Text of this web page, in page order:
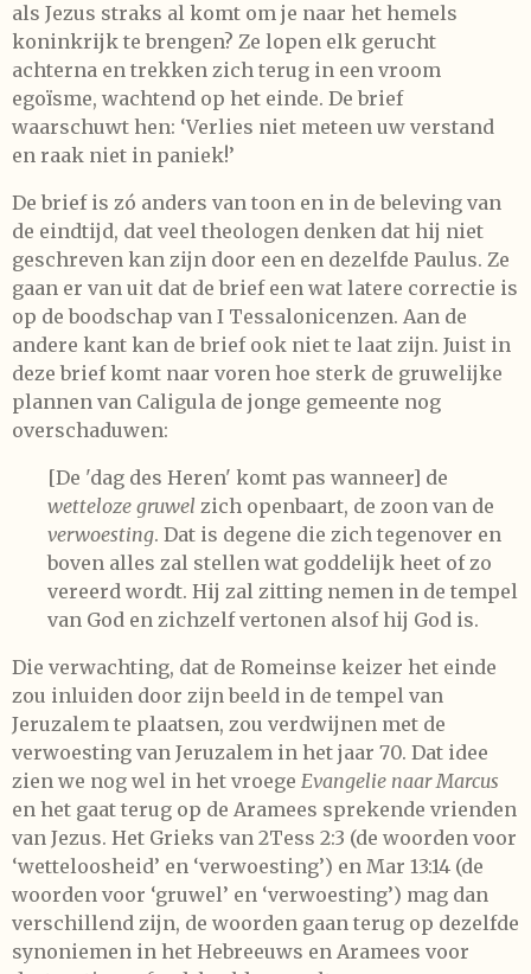
als Jezus straks al komt om je naar het hemels
koninkrijk te brengen? Ze lopen elk gerucht
achterna en trekken zich terug in een vroom
egoïsme, wachtend op het einde. De brief
waarschuwt hen: ‘Verlies niet meteen uw verstand
en raak niet in paniek!’
De brief is zó anders van toon en in de beleving van
de eindtijd, dat veel theologen denken dat hij niet
geschreven kan zijn door een en dezelfde Paulus. Ze
gaan er van uit dat de brief een wat latere correctie is
op de boodschap van I Tessalonicenzen. Aan de
andere kant kan de brief ook niet te laat zijn. Juist in
deze brief komt naar voren hoe sterk de gruwelijke
plannen van Caligula de jonge gemeente nog
overschaduwen:
[De 'dag des Heren' komt pas wanneer] de
wetteloze gruwel zich openbaart, de zoon van de
verwoesting. Dat is degene die zich tegenover en
boven alles zal stellen wat goddelijk heet of zo
vereerd wordt. Hij zal zitting nemen in de tempel
van God en zichzelf vertonen alsof hij God is.
Die verwachting, dat de Romeinse keizer het einde
zou inluiden door zijn beeld in de tempel van
Jeruzalem te plaatsen, zou verdwijnen met de
verwoesting van Jeruzalem in het jaar 70. Dat idee
zien we nog wel in het vroege Evangelie naar Marcus
en het gaat terug op de Aramees sprekende vrienden
van Jezus. Het Grieks van 2Tess 2:3 (de woorden voor
‘wetteloosheid’ en ‘verwoesting’) en Mar 13:14 (de
woorden voor ‘gruwel’ en ‘verwoesting’) mag dan
verschillend zijn, de woorden gaan terug op dezelfde
synoniemen in het Hebreeuws en Aramees voor